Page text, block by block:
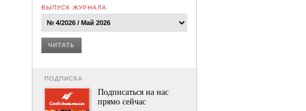
ВЫПУСК ЖУРНАЛА
ЧИТАТЬ
ПОДПИСКА
Подписаться на нас
прямо сейчас